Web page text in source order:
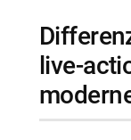
differenze tra animazione e
live-